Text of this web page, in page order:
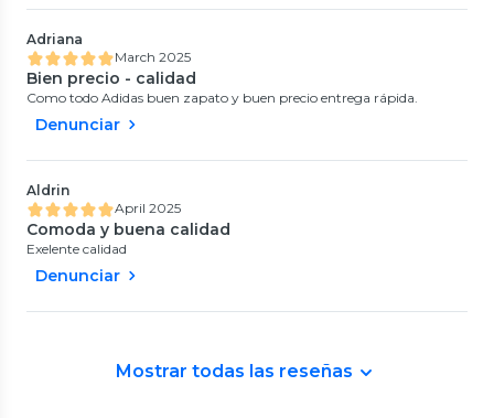
Adriana
March 2025
Bien precio - calidad
Como todo Adidas buen zapato y buen precio entrega rápida.
Denunciar
Aldrin
April 2025
Comoda y buena calidad
Exelente calidad
Denunciar
Mostrar todas las reseñas